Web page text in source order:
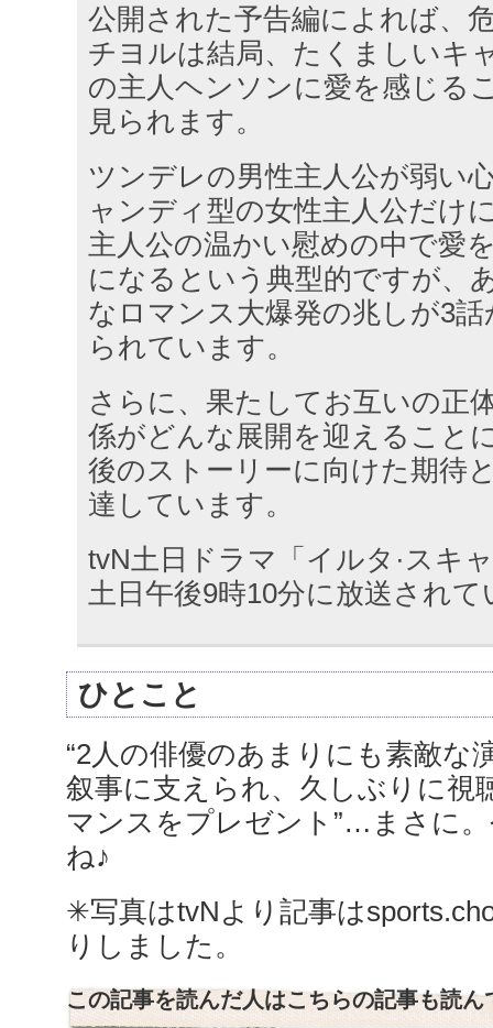
公開された予告編によれば、
チヨルは結局、たくましいキ
の主人ヘンソンに愛を感じる
見られます。
ツンデレの男性主人公が弱い
ャンディ型の女性主人公だけ
主人公の温かい慰めの中で愛
になるという典型的ですが、
なロマンス大爆発の兆しが3
られています。
さらに、果たしてお互いの正
係がどんな展開を迎えること
後のストーリーに向けた期待
達しています。
tvN土日ドラマ「イルタ·スキ
土日午後9時10分に放送されて
ひとこと
“2人の俳優のあまりにも素敵な
叙事に支えられ、久しぶりに視
マンスをプレゼント”…まさに
ね♪
✳︎写真はtvNより記事は
りしました。
この記事を読んだ人はこちらの記事も読ん